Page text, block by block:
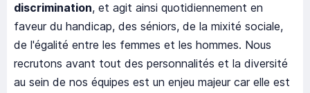
discrimination, et agit ainsi quotidiennement en
faveur du handicap, des séniors, de la mixité sociale,
de l'égalité entre les femmes et les hommes. Nous
recrutons avant tout des personnalités et la diversité
au sein de nos équipes est un enjeu majeur car elle est